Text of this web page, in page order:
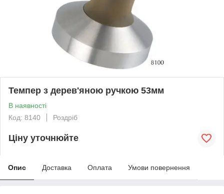
Темпер з дерев'яною ручкою 53мм
В наявності
Код: 8140
Роздріб
Ціну уточнюйте
Опис Доставка Оплата Умови повернення